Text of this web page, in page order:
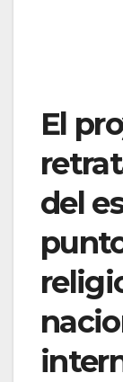
El
del